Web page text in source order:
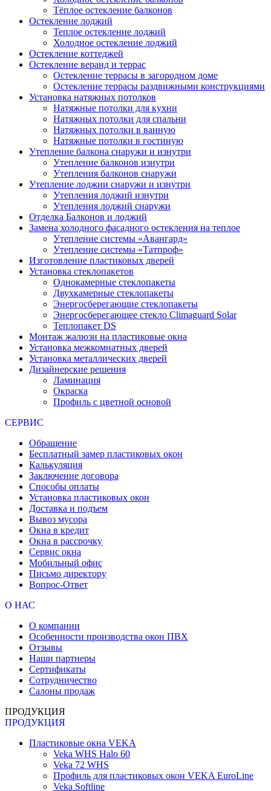
Тёплое остекление балконов
Остекление лоджий
Теплое остекление лоджий
Холодное остекление лоджий
Остекление коттеджей
Остекление веранд и террас
Остекление террасы в загородном доме
Остекление террасы раздвижными конструкциями
Установка натяжных потолков
Натяжные потолки для кухни
Натяжных потолки для спальни
Натяжных потолки в ванную
Натяжные потолки в гостиную
Утепление балкона снаружи и изнутри
Утепление балконов изнутри
Утепления балконов снаружи
Утепление лоджии снаружи и изнутри
Утепления лоджий изнутри
Утепления лоджий снаружи
Отделка Балконов и лоджий
Замена холодного фасадного остекления на теплое
Утепление системы «Авангард»
Утепление системы «Татпроф»
Изготовление пластиковых дверей
Установка стеклопакетов
Однокамерные стеклопакеты
Двухкамерные стеклопакеты
Энергосберегающие стеклопакеты
Энергосберегающее стекло Climaguard Solar
Теплопакет DS
Монтаж жалюзи на пластиковые окна
Установка межкомнатных дверей
Установка металлических дверей
Дизайнерские решения
Ламинация
Окраска
Профиль с цветной основой
СЕРВИС
Обращение
Бесплатный замер пластиковых окон
Калькуляция
Заключение договора
Способы оплаты
Установка пластиковых окон
Доставка и подъем
Вывоз мусора
Окна в кредит
Окна в рассрочку
Сервис окна
Мобильный офис
Письмо директору
Вопрос-Ответ
О НАС
О компании
Особенности производства окон ПВХ
Отзывы
Наши партнеры
Сертификаты
Сотрудничество
Салоны продаж
ПРОДУКЦИЯ
ПРОДУКЦИЯ
Пластиковые окна VEKA
Veka WHS Halo 60
Veka 72 WHS
Профиль для пластиковых окон VEKA EuroLine
Veka Softline